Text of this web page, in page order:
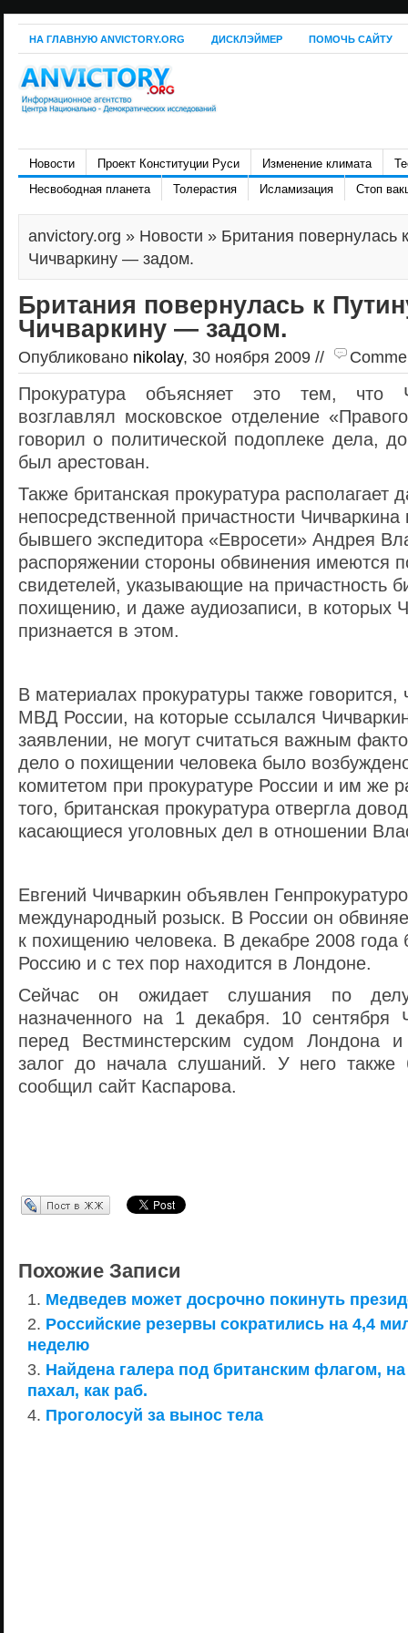
НА ГЛАВНУЮ ANVICTORY.ORG ДИСКЛЭЙМЕР ПОМОЧЬ САЙТУ
Новости Проект Конституции Руси Изменение климата
Несвободная планета
Толерастия Исламизация Стоп
anvictory.org » Новости » Британия повернулась
Чичваркину — задом.
Британия повернулась к
Чичваркину — задом.
Опубликовано nikolay, 30 ноября 2009 //
Прокуратура объясняет это тем, что
возглавлял московское отделение
говорил о политической подоплеке дела,
был арестован.
Также британская прокуратура располагает
непосредственной причастности
бывшего экспедитора «Евросети» Андрея
распоряжении стороны обвинения имеются
свидетелей, указывающие на причастность
похищению, и даже аудиозаписи, в которых
признается в этом.
В материалах прокуратуры также говорится,
МВД России, на которые ссылался
заявлении, не могут считаться важным
дело о похищении человека было
комитетом при прокуратуре России и им же
того, британская прокуратура отвергла
касающиеся уголовных дел в отношении
Евгений Чичваркин объявлен
международный розыск. В России он
к похищению человека. В декабре 2008 года
Россию и с тех пор находится в Лондоне.
Сейчас он ожидает слушания по
назначенного на 1 декабря. 10 сентября
перед Вестминстерским судом Лондона
залог до начала слушаний. У него также
сообщил сайт Каспарова.
Перепост в ЖЖ
Похожие Записи
Медведев может досрочно покинуть
Российские резервы сократились на 4,4
неделю
Найдена галера под британским флагом,
пахал, как раб.
Проголосуй за вынос тела